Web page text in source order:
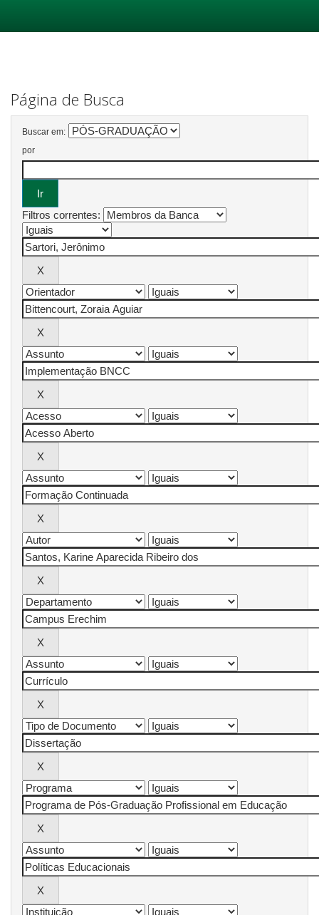
Página de Busca
Buscar em:
por
Filtros correntes: